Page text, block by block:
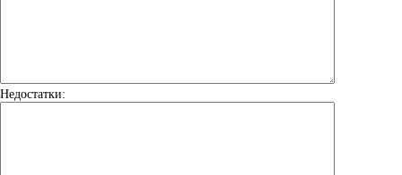
Недостатки: